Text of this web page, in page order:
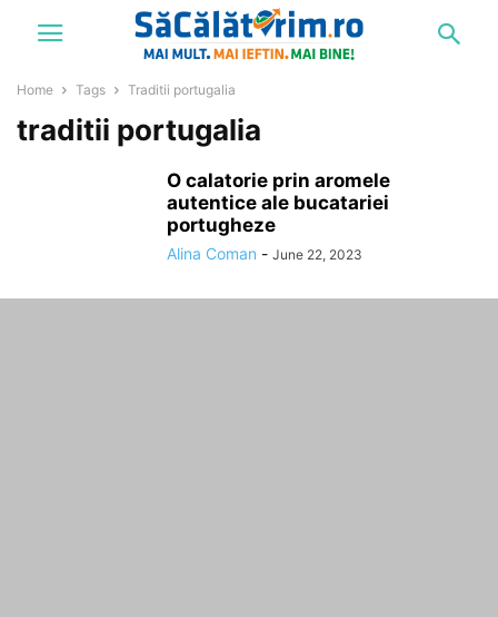
Home Tags Traditii portugalia
traditii portugalia
O calatorie prin aromele
autentice ale bucatariei
portugheze
Alina Coman - June 22, 2023